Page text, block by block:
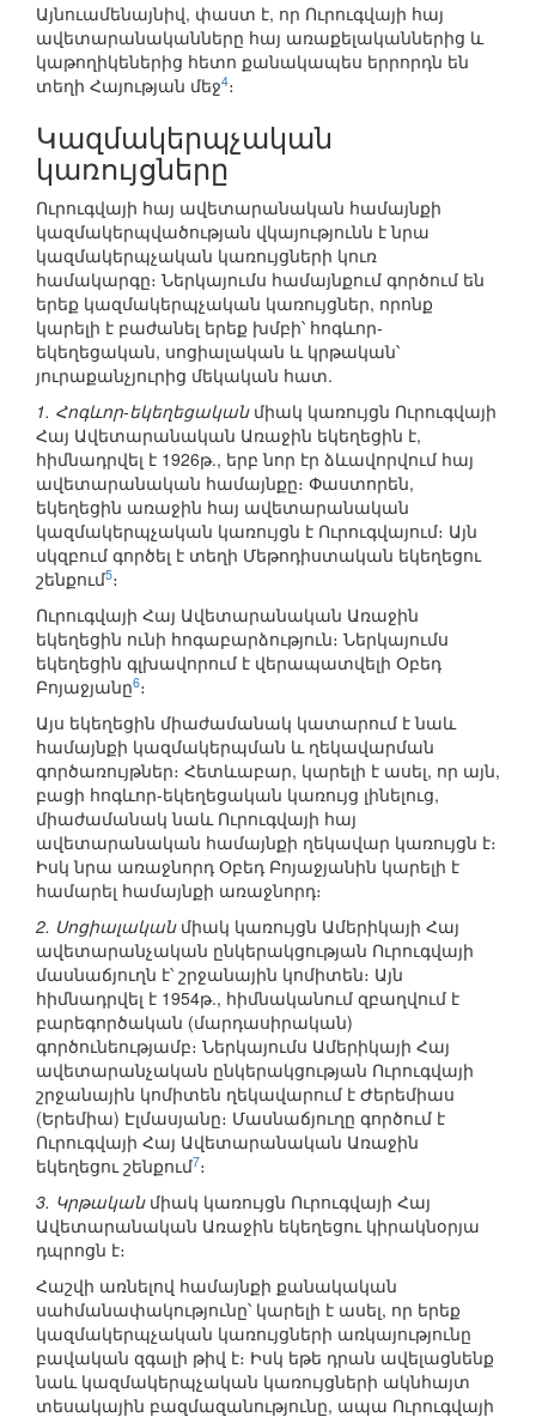
Այնուամենայնիվ, փաստ է, որ Ուրուգվայի հայ
ավետարանականները հայ առաքելականներից և
կաթողիկեներից հետո քանակապես երրորդն են
տեղի Հայության մեջ4։
Կազմակերպչական
կառույցները
Ուրուգվայի հայ ավետարանական համայնքի
կազմակերպվածության վկայությունն է նրա
կազմակերպչական կառույցների կուռ
համակարգը։ Ներկայումս համայնքում գործում են
երեք կազմակերպչական կառույցներ, որոնք
կարելի է բաժանել երեք խմբի՝ հոգևոր-
եկեղեցական, սոցիալական և կրթական՝
յուրաքանչյուրից մեկական հատ.
1. Հոգևոր-եկեղեցականմիակ կառույցն Ուրուգվայի
Հայ Ավետարանական Առաջին եկեղեցին է,
հիմնադրվել է 1926թ., երբ նոր էր ձևավորվում հայ
ավետարանական համայնքը։ Փաստորեն,
եկեղեցին առաջին հայ ավետարանական
կազմակերպչական կառույցն է Ուրուգվայում։ Այն
սկզբում գործել է տեղի Մեթոդիստական եկեղեցու
շենքում5։
Ուրուգվայի Հայ Ավետարանական Առաջին
եկեղեցին ունի հոգաբարձություն։ Ներկայումս
եկեղեցին գլխավորում է վերապատվելի Օբեդ
Բոյաջյանը6։
Այս եկեղեցին միաժամանակ կատարում է նաև
համայնքի կազմակերպման և ղեկավարման
գործառույթներ։ Հետևաբար, կարելի է ասել, որ այն,
բացի հոգևոր-եկեղեցական կառույց լինելուց,
միաժամանակ նաև Ուրուգվայի հայ
ավետարանական համայնքի ղեկավար կառույցն է։
Իսկ նրա առաջնորդ Օբեդ Բոյաջյանին կարելի է
համարել համայնքի առաջնորդ։
2. Սոցիալականմիակ կառույցն Ամերիկայի Հայ
ավետարանչական ընկերակցության Ուրուգվայի
մասնաճյուղն է՝ շրջանային կոմիտեն։ Այն
հիմնադրվել է 1954թ., հիմնականում զբաղվում է
բարեգործական (մարդասիրական)
գործունեությամբ։ Ներկայումս Ամերիկայի Հայ
ավետարանչական ընկերակցության Ուրուգվայի
շրջանային կոմիտեն ղեկավարում է Ժերեմիաս
(Երեմիա) Էլմասյանը։ Մասնաճյուղը գործում է
Ուրուգվայի Հայ Ավետարանական Առաջին
եկեղեցու շենքում7։
3. Կրթական միակ կառույցն Ուրուգվայի Հայ
Ավետարանական Առաջին եկեղեցու կիրակնօրյա
դպրոցն է։
Հաշվի առնելով համայնքի քանակական
սահմանափակությունը՝ կարելի է ասել, որ երեք
կազմակերպչական կառույցների առկայությունը
բավական զգալի թիվ է։ Իսկ եթե դրան ավելացնենք
նաև կազմակերպչական կառույցների ակնհայտ
տեսակային բազմազանությունը, ապա Ուրուգվայի